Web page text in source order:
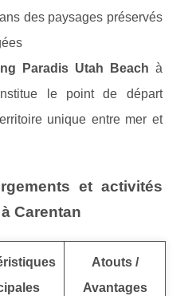
des paysages préservés
Paradis Utah Beach à
le point de départ
unique entre mer et
et activités
Carentan
Atouts /
Avantages